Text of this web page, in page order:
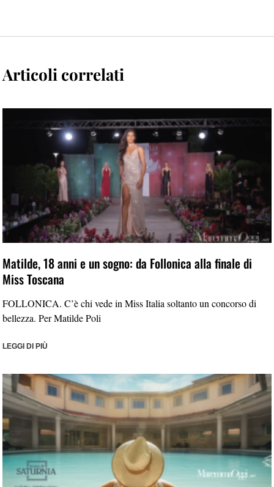
Articoli correlati
Matilde, 18 anni e un sogno: da Follonica alla finale di
Miss Toscana
FOLLONICA. C’è chi vede in Miss Italia soltanto un concorso di
bellezza. Per Matilde Poli
LEGGI DI PIÙ